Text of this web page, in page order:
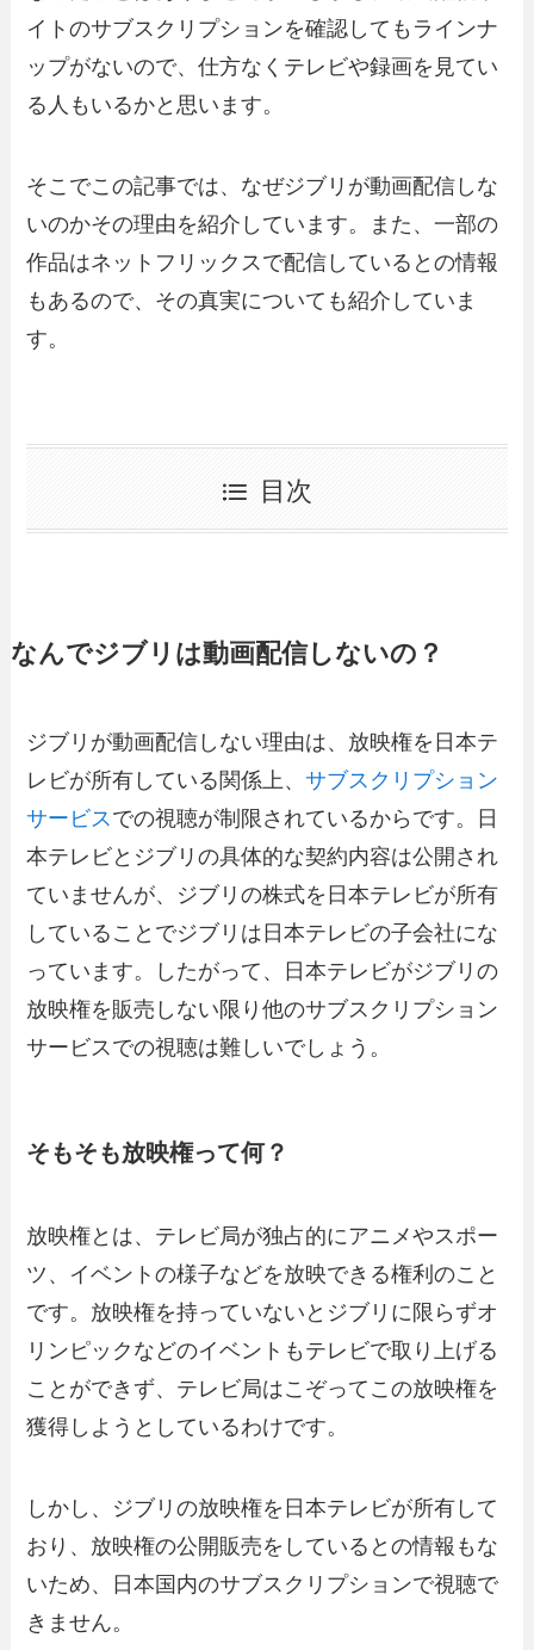
イトのサブスクリプションを確認してもラインナ
ップがないので、仕方なくテレビや録画を見てい
る人もいるかと思います。
そこでこの記事では、なぜジブリが動画配信しな
いのかその理由を紹介しています。また、一部の
作品はネットフリックスで配信しているとの情報
もあるので、その真実についても紹介していま
す。
目次
なんでジブリは動画配信しないの？
ジブリが動画配信しない理由は、放映権を日本テ
レビが所有している関係上、サブスクリプション
サービスでの視聴が制限されているからです。日
本テレビとジブリの具体的な契約内容は公開され
ていませんが、ジブリの株式を日本テレビが所有
していることでジブリは日本テレビの子会社にな
っています。したがって、日本テレビがジブリの
放映権を販売しない限り他のサブスクリプション
サービスでの視聴は難しいでしょう。
そもそも放映権って何？
放映権とは、テレビ局が独占的にアニメやスポー
ツ、イベントの様子などを放映できる権利のこと
です。放映権を持っていないとジブリに限らずオ
リンピックなどのイベントもテレビで取り上げる
ことができず、テレビ局はこぞってこの放映権を
獲得しようとしているわけです。
しかし、ジブリの放映権を日本テレビが所有して
おり、放映権の公開販売をしているとの情報もな
いため、日本国内のサブスクリプションで視聴で
きません。